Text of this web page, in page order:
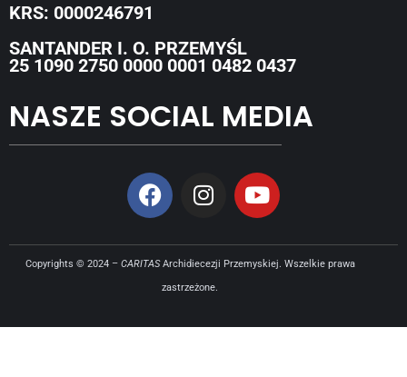
KRS: 0000246791
SANTANDER I. O. PRZEMYŚL
25 1090 2750 0000 0001 0482 0437
NASZE SOCIAL MEDIA
Copyrights © 2024 – CARITASArchidiecezji Przemyskiej. Wszelkie prawa
zastrzeżone.